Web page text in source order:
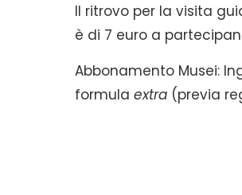
Il ritrovo per la visita
è di 7 euro a
Abbonamento Musei:
formulaextra (previa